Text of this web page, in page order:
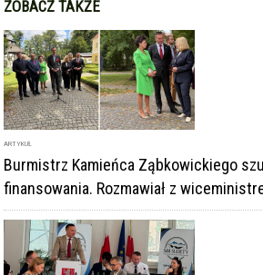
ZOBACZ TAKŻE
ARTYKUŁ
Burmistrz Kamieńca Ząbkowickiego
finansowania. Rozmawiał z